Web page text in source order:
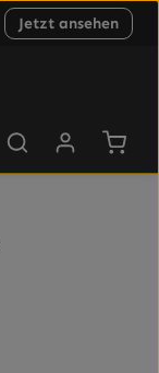
Jetzt ansehen